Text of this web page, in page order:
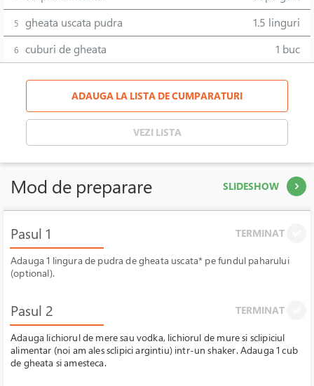
5 gheata uscata pudra 1.5 linguri
6 cuburi de gheata 1 buc
ADAUGA LA LISTA DE CUMPARATURI
VEZI LISTA
Mod de preparare SLIDESHOW
Pasul 1 TERMINAT
Adauga 1 lingura de pudra de gheata uscata* pe fundul paharului
(optional).
Pasul 2 TERMINAT
Adauga lichiorul de mere sau vodka, lichiorul de mure si sclipiciul
alimentar (noi am ales sclipici argintiu) intr-un shaker. Adauga 1 cub
de gheata si amesteca.